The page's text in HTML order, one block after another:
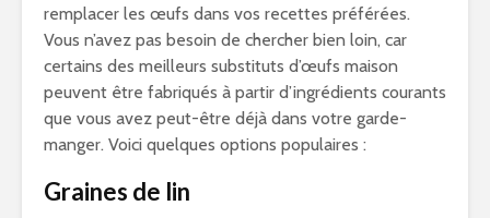
remplacer les œufs dans vos recettes préférées.
Vous n’avez pas besoin de chercher bien loin, car
certains des meilleurs substituts d’œufs maison
peuvent être fabriqués à partir d’ingrédients courants
que vous avez peut-être déjà dans votre garde-
manger. Voici quelques options populaires :
Graines de lin